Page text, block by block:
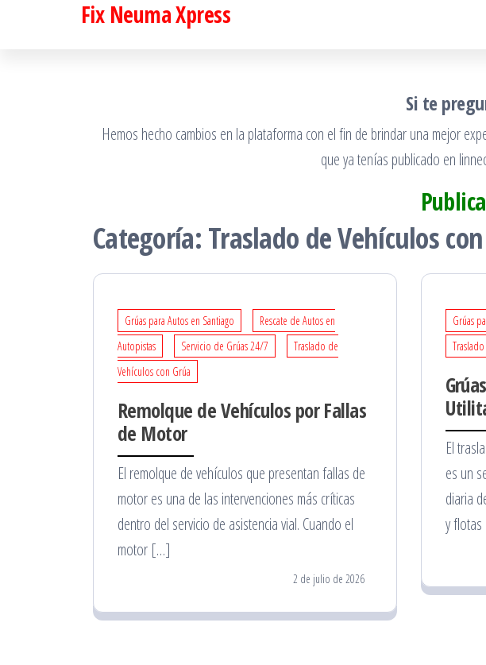
Fix Neuma Xpress
Si te
Hemos hecho cambios en la plataforma con el fin de brindar una mejor
que ya tenías publicado en
Categoría: Traslado de Vehículos
Grúas para Autos en Santiago
Rescate de Autos en
Autopistas
Servicio de Grúas 24/7
Traslado de
Vehículos con Grúa
Remolque de Vehículos por Fallas
de Motor
El remolque de vehículos que presentan fallas de
motor es una de las intervenciones más críticas
dentro del servicio de asistencia vial. Cuando el
motor […]
2 de julio de 2026
Grúas
El
es un
diaria
y